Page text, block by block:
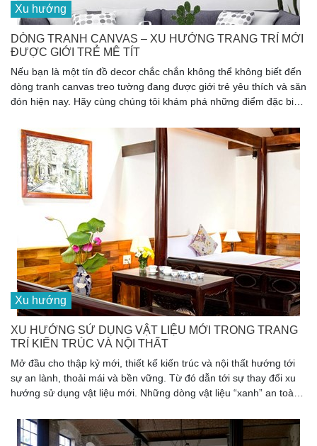
Xu hướng
DÒNG TRANH CANVAS – XU HƯỚNG TRANG TRÍ MỚI
ĐƯỢC GIỚI TRẺ MÊ TÍT
Nếu bạn là một tín đồ decor chắc chắn không thể không biết đến
dòng tranh canvas treo tường đang được giới trẻ yêu thích và săn
đón hiện nay. Hãy cùng chúng tôi khám phá những điểm đặc biệt
gió” xu hướng trang trí của giới trẻ hiện nay.
Xu hướng
XU HƯỚNG SỬ DỤNG VẬT LIỆU MỚI TRONG TRANG
TRÍ KIẾN TRÚC VÀ NỘI THẤT
Mở đầu cho thập kỷ mới, thiết kế kiến trúc và nội thất hướng tới
sự an lành, thoải mái và bền vững. Từ đó dẫn tới sự thay đổi xu
hướng sử dụng vật liệu mới. Những dòng vật liệu “xanh” an toàn